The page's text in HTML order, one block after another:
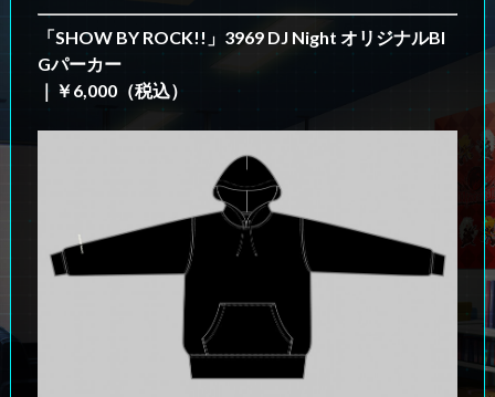
「SHOW BY ROCK!!」3969 DJ Night オリジナルBI
Gパーカー
｜￥6,000（税込）